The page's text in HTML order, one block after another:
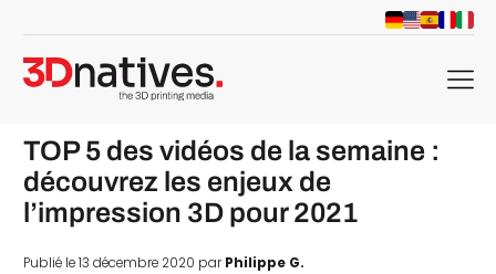
menu
TOP 5 des vidéos de la semaine :
découvrez les enjeux de
l’impression 3D pour 2021
Publié le 13 décembre 2020 parPhilippe G.